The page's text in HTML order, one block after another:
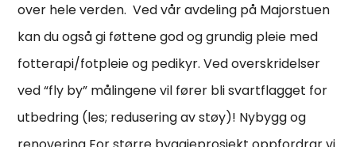
over hele verden. ‍ Ved vår avdeling på Majorstuen
kan du også gi føttene god og grundig pleie med
fotterapi/fotpleie og pedikyr. Ved overskridelser
ved “fly by” målingene vil fører bli svartflagget for
utbedring (les; redusering av støy)! Nybygg og